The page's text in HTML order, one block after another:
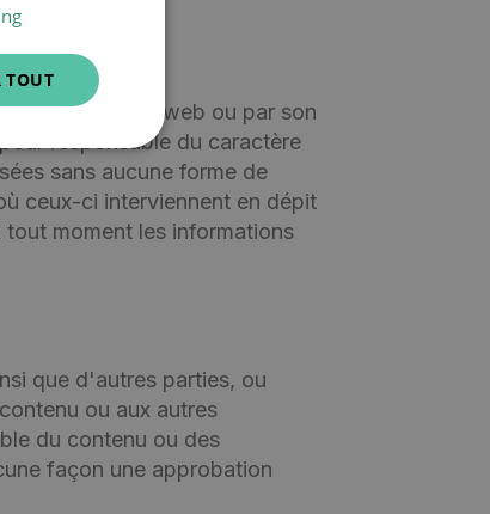
le présent site web ou par son
responsable du caractère
sans aucune forme de
ceux-ci interviennent en dépit
moment les informations
que d'autres parties, ou
ou aux autres
du contenu ou des
façon une approbation
TOUT